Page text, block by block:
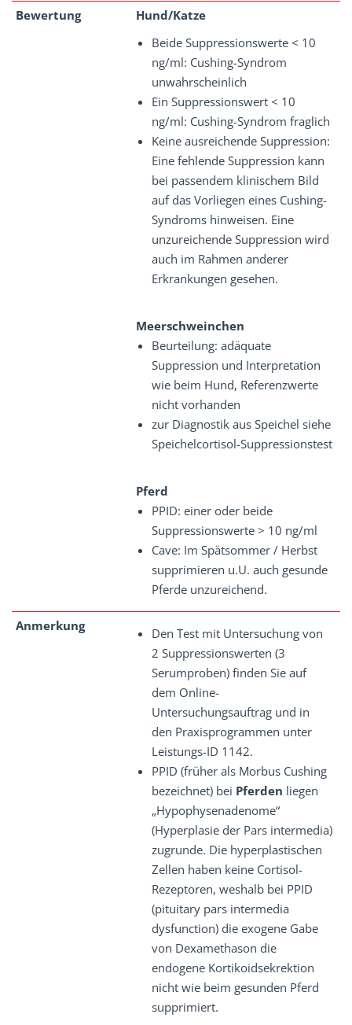
Bewertung
Hund/Katze
Beide Suppressionswerte < 10
ng/ml: Cushing-Syndrom
unwahrscheinlich
Ein Suppressionswert < 10
ng/ml: Cushing-Syndrom fraglich
Keine ausreichende Suppression:
Eine fehlende Suppression kann
bei passendem klinischem Bild
auf das Vorliegen eines Cushing-
Syndroms hinweisen. Eine
unzureichende Suppression wird
auch im Rahmen anderer
Erkrankungen gesehen.
Meerschweinchen
Beurteilung: adäquate
Suppression und Interpretation
wie beim Hund, Referenzwerte
nicht vorhanden
zur Diagnostik aus Speichel siehe
Speichelcortisol-Suppressionstest
Pferd
PPID: einer oder beide
Suppressionswerte > 10 ng/ml
Cave: Im Spätsommer / Herbst
supprimieren u.U. auch gesunde
Pferde unzureichend.
Anmerkung
Den Test mit Untersuchung von
2 Suppressionswerten (3
Serumproben) finden Sie auf
dem Online-
Untersuchungsauftrag und in
den Praxisprogrammen unter
Leistungs-ID 1142.
PPID (früher als Morbus Cushing
bezeichnet) bei Pferden liegen
„Hypophysenadenome“
(Hyperplasie der Pars intermedia)
zugrunde. Die hyperplastischen
Zellen haben keine Cortisol-
Rezeptoren, weshalb bei PPID
(pituitary pars intermedia
dysfunction) die exogene Gabe
von Dexamethason die
endogene Kortikoidsekrektion
nicht wie beim gesunden Pferd
supprimiert.